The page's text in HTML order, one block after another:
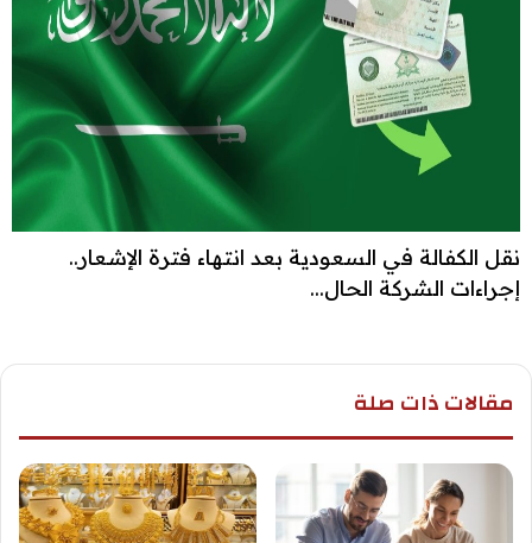
نقل الكفالة في السعودية بعد انتهاء فترة الإشعار..
إجراءات الشركة الحال...
مقالات ذات صلة